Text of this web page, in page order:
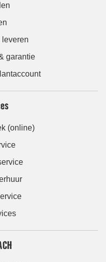
leveren
garantie
(online)